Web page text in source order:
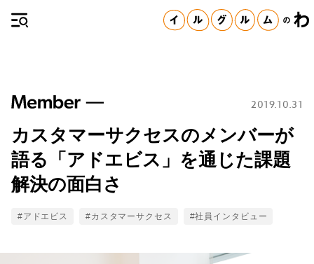
カスタマーサクセスのメンバーが
語る「アドエビス」を通じた課題
解決の面白さ
Tags
#アドエビス #カスタマーサクセス #社員インタビュー
2019.10.31